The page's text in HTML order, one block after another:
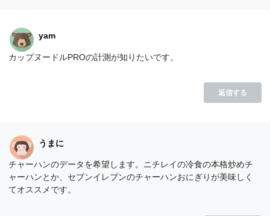
yam
カップヌードルPROの計測が知りたいです。
返信する
うまに
チャーハンのデータを希望します。ニチレイの冷食の本格炒めチ
ャーハンとか、セブンイレブンのチャーハンおにぎりが美味しく
てオススメです。